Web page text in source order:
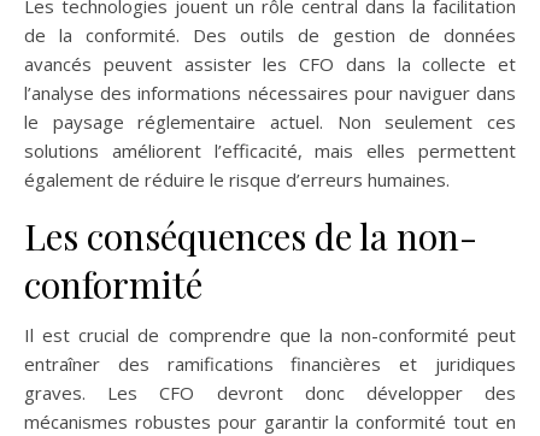
Les technologies jouent un rôle central dans la facilitation
de la conformité. Des outils de gestion de données
avancés peuvent assister les CFO dans la collecte et
l’analyse des informations nécessaires pour naviguer dans
le paysage réglementaire actuel. Non seulement ces
solutions améliorent l’efficacité, mais elles permettent
également de réduire le risque d’erreurs humaines.
Les conséquences de la non-
conformité
Il est crucial de comprendre que la non-conformité peut
entraîner des ramifications financières et juridiques
graves. Les CFO devront donc développer des
mécanismes robustes pour garantir la conformité tout en